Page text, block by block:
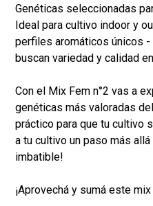
Genéticas seleccionadas
Ideal para cultivo indoor y
perfiles aromáticos únicos
buscan variedad y calidad
Con el Mix Fem n°2 vas a
genéticas más valoradas
práctico para que tu cultivo
a tu cultivo un paso más
imbatible!
¡Aprovechá y sumá este